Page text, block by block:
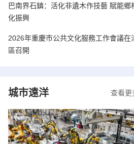
巴南界石鎮：活化非遺木作技藝 賦能鄉
化振興
2026年重慶市公共文化服務工作會議在
區召開
查看更
城市遠洋